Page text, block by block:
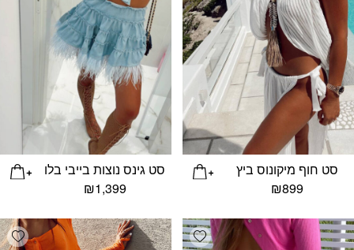
סט חוף מיקונוס ביץ
₪899
סט גינס נוצות בייבי בלו
₪1,399
Add wishlist